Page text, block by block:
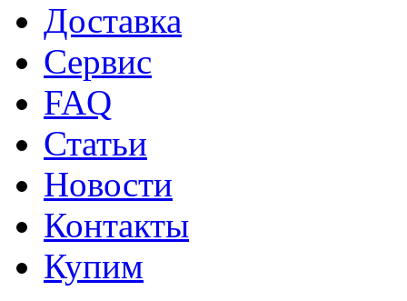
Доставка
Сервис
FAQ
Статьи
Новости
Контакты
Купим